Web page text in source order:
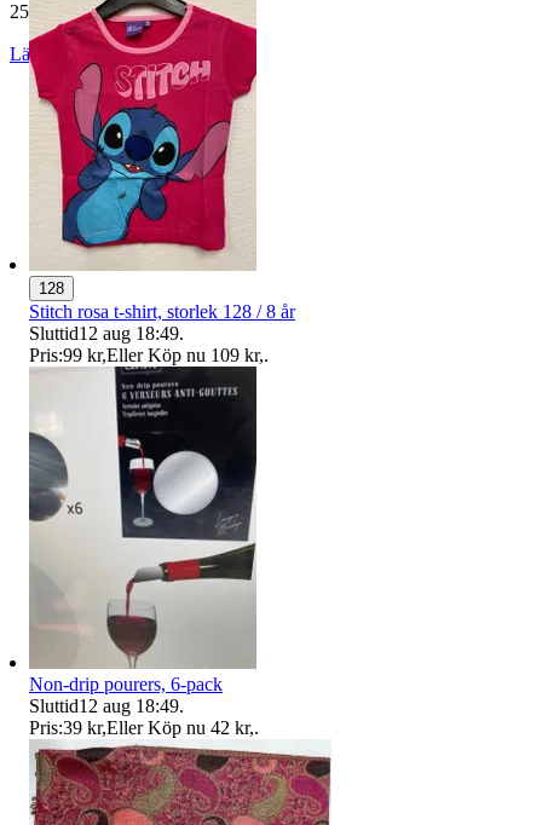
25 829 omdömen
Läs omdömen Följ
128
Stitch rosa t-shirt, storlek 128 / 8 år
Sluttid12 aug 18:49.
Pris:99 kr,Eller Köp nu 109 kr,.
Non-drip pourers, 6-pack
Sluttid12 aug 18:49.
Pris:39 kr,Eller Köp nu 42 kr,.